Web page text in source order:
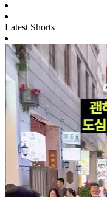
Latest Shorts